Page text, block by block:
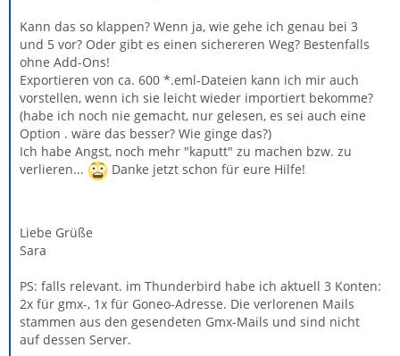
Kann das so klappen? Wenn ja, wie gehe ich genau bei 3
und 5 vor? Oder gibt es einen sichereren Weg? Bestenfalls
ohne Add-Ons!
Exportieren von ca. 600 *.eml-Dateien kann ich mir auch
vorstellen, wenn ich sie leicht wieder importiert bekomme?
(habe ich noch nie gemacht, nur gelesen, es sei auch eine
Option . wäre das besser? Wie ginge das?)
Ich habe Angst, noch mehr "kaputt" zu machen bzw. zu
verlieren...
Danke jetzt schon für eure Hilfe!
Liebe Grüße
Sara
PS: falls relevant. im Thunderbird habe ich aktuell 3 Konten:
2x für gmx-, 1x für Goneo-Adresse. Die verlorenen Mails
stammen aus den gesendeten Gmx-Mails und sind nicht
auf dessen Server.